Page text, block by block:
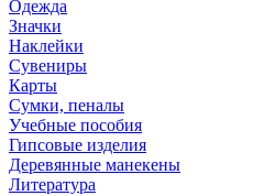
Одежда
Значки
Наклейки
Сувениры
Карты
Сумки, пеналы
Учебные пособия
Гипсовые изделия
Деревянные манекены
Литература